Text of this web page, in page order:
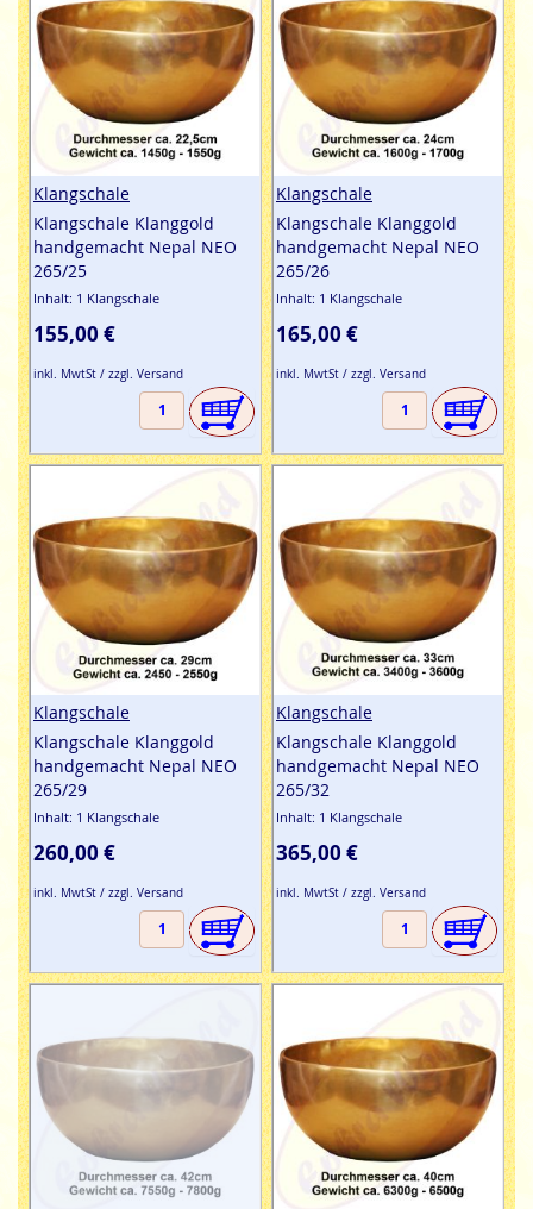
Klangschale
Klangschale Klanggold
handgemacht Nepal NEO
265/25
Inhalt: 1 Klangschale
155,00 €
inkl. MwtSt / zzgl. Versand
Klangschale
Klangschale Klanggold
handgemacht Nepal NEO
265/26
Inhalt: 1 Klangschale
165,00 €
inkl. MwtSt / zzgl. Versand
Klangschale
Klangschale Klanggold
handgemacht Nepal NEO
265/29
Inhalt: 1 Klangschale
260,00 €
inkl. MwtSt / zzgl. Versand
Klangschale
Klangschale Klanggold
handgemacht Nepal NEO
265/32
Inhalt: 1 Klangschale
365,00 €
inkl. MwtSt / zzgl. Versand